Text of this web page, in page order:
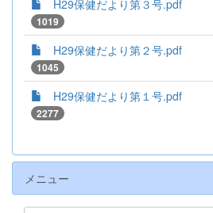
H29保健だより第３号.pdf
1019
H29保健だより第２号.pdf
1045
H29保健だより第１号.pdf
2277
メニュー